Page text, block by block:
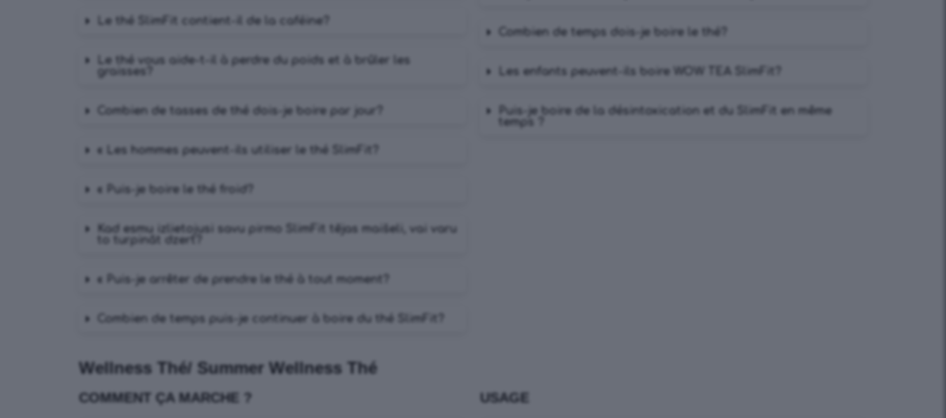
Le thé SlimFit contient-il de la caféine?
Le thé vous aide-t-il à perdre du poids et à brûler les
graisses?
Combien de tasses de thé dois-je boire par jour?
« Les hommes peuvent-ils utiliser le thé SlimFit?
« Puis-je boire le thé froid?
Kad esmu izlietojusi savu pirmo SlimFit tējas maišeli, vai varu
to turpināt dzert?
« Puis-je arrêter de prendre le thé à tout moment?
Combien de temps puis-je continuer à boire du thé SlimFit?
Combien de temps dois-je boire le thé?
Les enfants peuvent-ils boire WOW TEA SlimFit?
Puis-je boire de la désintoxication et du SlimFit en même
temps ?
Wellness Thé/ Summer Wellness Thé
COMMENT ÇA MARCHE ? USAGE